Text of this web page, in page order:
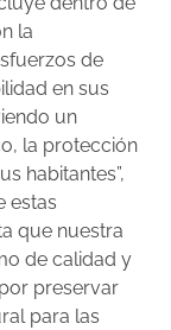
la
de
en sus
un
la protección
habitantes”,
estas
que nuestra
de calidad y
preservar
para las